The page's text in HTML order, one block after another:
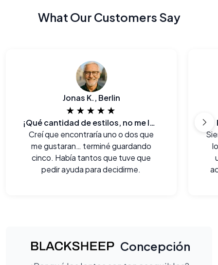
What Our Customers Say
Jonas K., Berlin
★★★★★
¡Qué cantidad de estilos, no me lo esperaba!
Creí que encontraría uno o dos que
me gustaran… terminé guardando
cinco. Había tantos que tuve que
pedir ayuda para decidirme.
Concepción